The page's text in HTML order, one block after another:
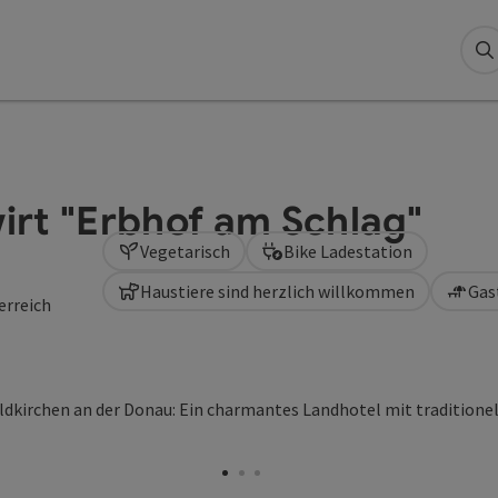
"Erbhof am Schlag"
Haustiere sind herzlich willkommen
Vegetarisch Bike Ladestation